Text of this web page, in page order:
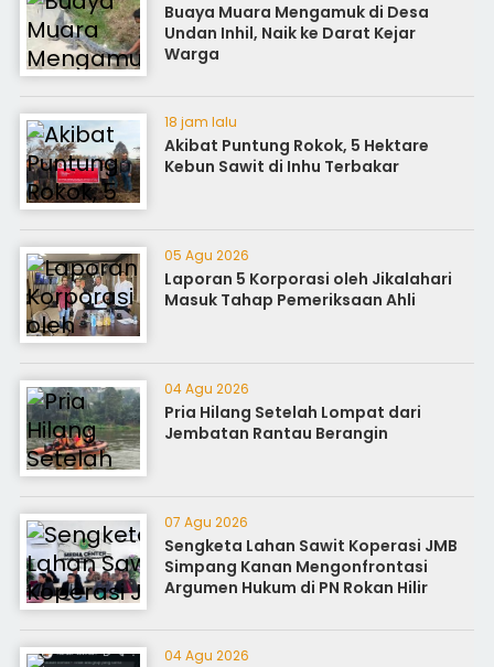
Buaya Muara Mengamuk di Desa
Undan Inhil, Naik ke Darat Kejar
Warga
18 jam lalu
Akibat Puntung Rokok, 5 Hektare
Kebun Sawit di Inhu Terbakar
05 Agu 2026
Laporan 5 Korporasi oleh Jikalahari
Masuk Tahap Pemeriksaan Ahli
04 Agu 2026
Pria Hilang Setelah Lompat dari
Jembatan Rantau Berangin
07 Agu 2026
Sengketa Lahan Sawit Koperasi JMB
Simpang Kanan Mengonfrontasi
Argumen Hukum di PN Rokan Hilir
04 Agu 2026